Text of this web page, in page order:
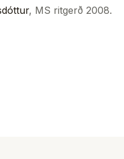
, MS ritgerð 2008.